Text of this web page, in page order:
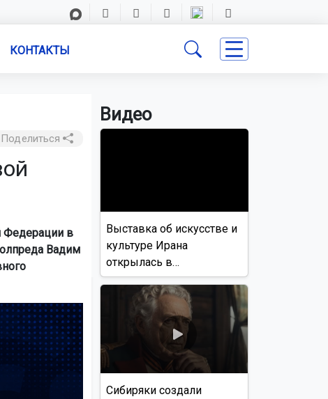
КОНТАКТЫ
Поделиться
Федерации в
Вадим
Видео
Выставка об искусстве и
культуре Ирана
открылась в
Новосибирске
Сибиряки создали